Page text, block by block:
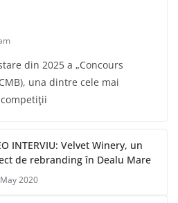
din 2025 a „Concours
una dintre cele mai
INTERVIU: Velvet Winery, un
de rebranding în Dealu Mare
2020